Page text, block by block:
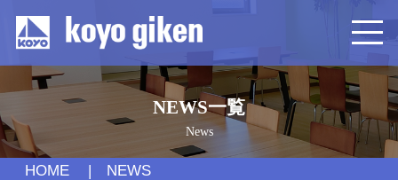
NEWS一覧
News
HOME NEWS